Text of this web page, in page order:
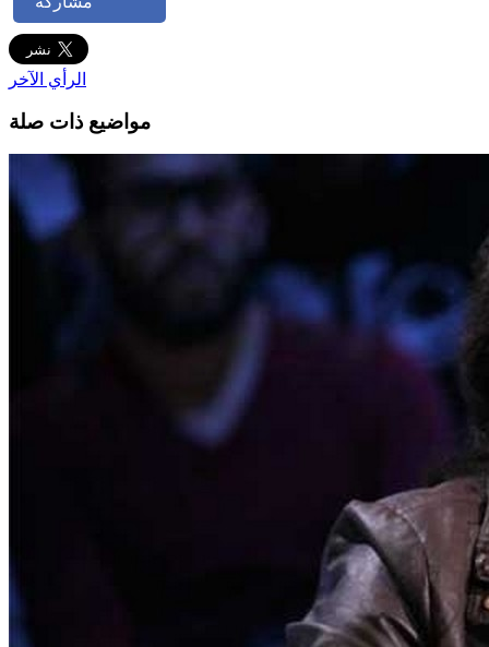
الرأي الآخر
مواضيع ذات صلة